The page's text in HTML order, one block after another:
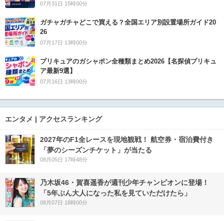
07月31日 15時00分
ガチャガチャどこで買える？全国エリア別設置場所ガイド20
26
07月17日 13時00分
プリキュアのガシャポン全種類まとめ2026【名探偵プリキュ
ア最新9選】
07月16日 13時00分
エンタメ | アクセスランキング
2027年のF1全レースを現地観戦！ 航空券・宿泊費付き
「夢のシーズンチケット」が当たる
08月05日 17時48分
乃木坂46・賀喜遥香が週刊少年チャンピオンに登場！
「5年ぶん大人になった私を見ていただけたら」
08月07日 18時00分